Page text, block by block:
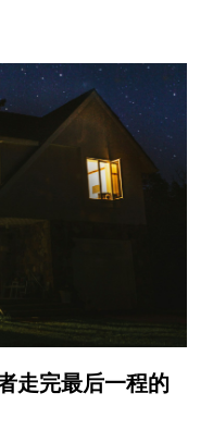
走完最后一程的